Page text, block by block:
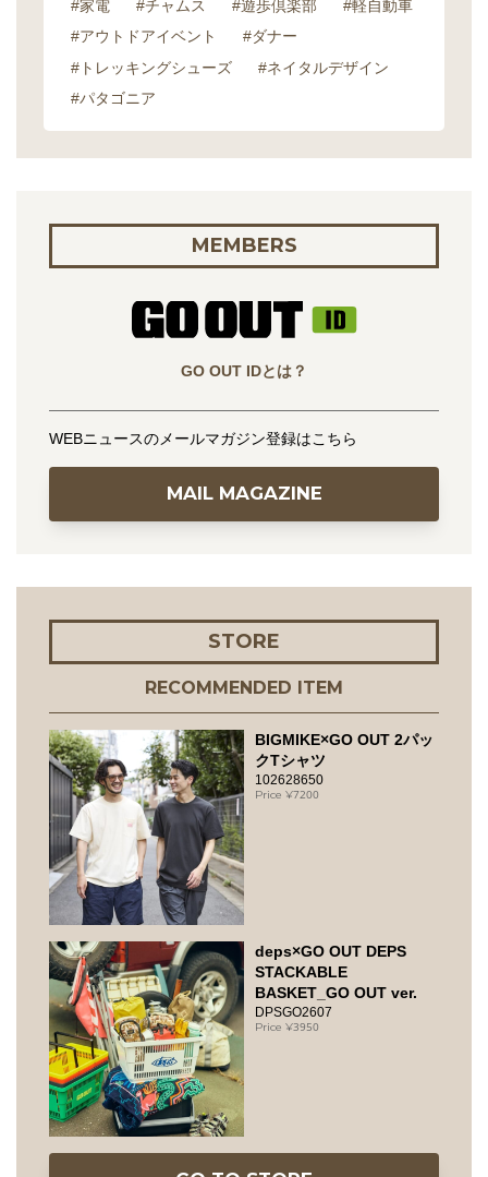
#家電 #チャムス #遊歩倶楽部
#軽自動車
#アウトドアイベント
#ダナー
#トレッキングシューズ
#ネイタルデザイン
#パタゴニア
MEMBERS
GO OUT IDとは？
WEBニュースのメールマガジン登録はこちら
MAIL MAGAZINE
STORE
RECOMMENDED ITEM
BIGMIKE×GO OUT 2パッ
クTシャツ
102628650
7200
deps×GO OUT DEPS
STACKABLE
BASKET_GO OUT ver.
DPSGO2607
3950